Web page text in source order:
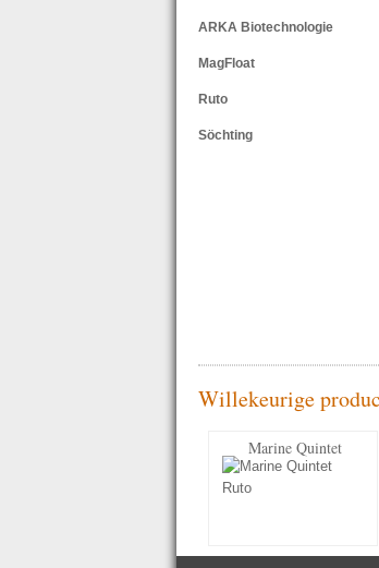
ARKA Biotechnologie
MagFloat
Ruto
Söchting
Willekeurige
Marine Quintet